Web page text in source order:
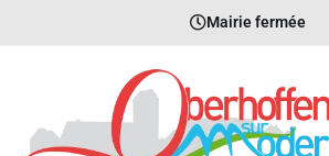
Mairie fermée